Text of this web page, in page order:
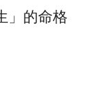
」的命格